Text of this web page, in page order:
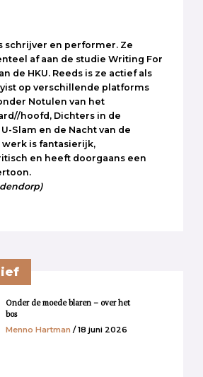
schrijver en performer. Ze
af aan de studie Writing For
de HKU. Reeds is ze actief als
op verschillende platforms
Notulen van het
hoofd, Dichters in de
Slam en de Nacht van de
werk is fantasierijk,
en heeft doorgaans een
Onder de moede blaren – over het
bos
Menno Hartman / 18 juni 2026